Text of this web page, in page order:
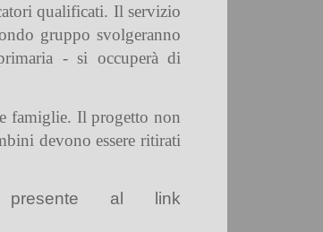
qualificati. Il servizio
gruppo svolgeranno
- si occuperà di
famiglie. Il progetto non
devono essere ritirati
al link